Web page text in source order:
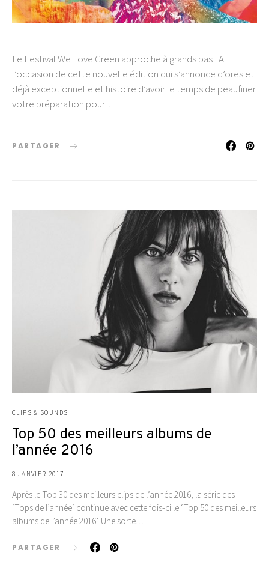
Le Festival We Love Green approche à grands pas ! A
l’occasion de cette nouvelle édition qui s’annonce d’ores et
déjà exceptionnelle et histoire d’avoir le temps de peaufiner
votre préparation pour…
PARTAGER
CLIPS & SOUNDS
Top 50 des meilleurs albums de
l’année 2016
8 JANVIER 2017
Après le Top 30 des meilleurs clips de l’année 2016, la série des
‘Tops de l’année‘ continue avec cette fois-ci le ‘Top 50 des meilleurs
albums de l’année 2016’. Une sorte…
PARTAGER